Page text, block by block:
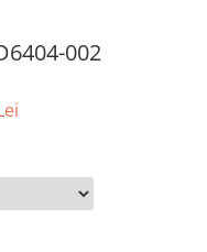
002